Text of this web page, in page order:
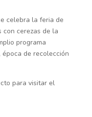
celebra la feria de
con cerezas de la
programa
de recolección
para visitar el